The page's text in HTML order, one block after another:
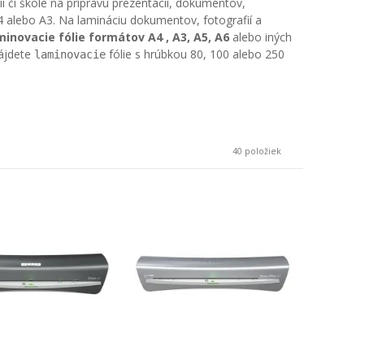
A3. Na lamináciu dokumentov, fotografií a
fólie formátov A4 , A3, A5, A6 alebo iných
laminovacie fólie s hrúbkou 80, 100 alebo 250
40 položiek